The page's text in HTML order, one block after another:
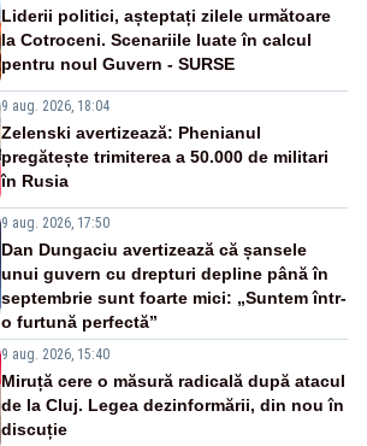
Liderii politici, așteptați zilele următoare
la Cotroceni. Scenariile luate în calcul
pentru noul Guvern - SURSE
9 aug. 2026, 18:04
Zelenski avertizează: Phenianul
pregătește trimiterea a 50.000 de militari
în Rusia
9 aug. 2026, 17:50
Dan Dungaciu avertizează că șansele
unui guvern cu drepturi depline până în
septembrie sunt foarte mici: „Suntem într-
o furtună perfectă”
9 aug. 2026, 15:40
Miruță cere o măsură radicală după atacul
de la Cluj. Legea dezinformării, din nou în
discuție